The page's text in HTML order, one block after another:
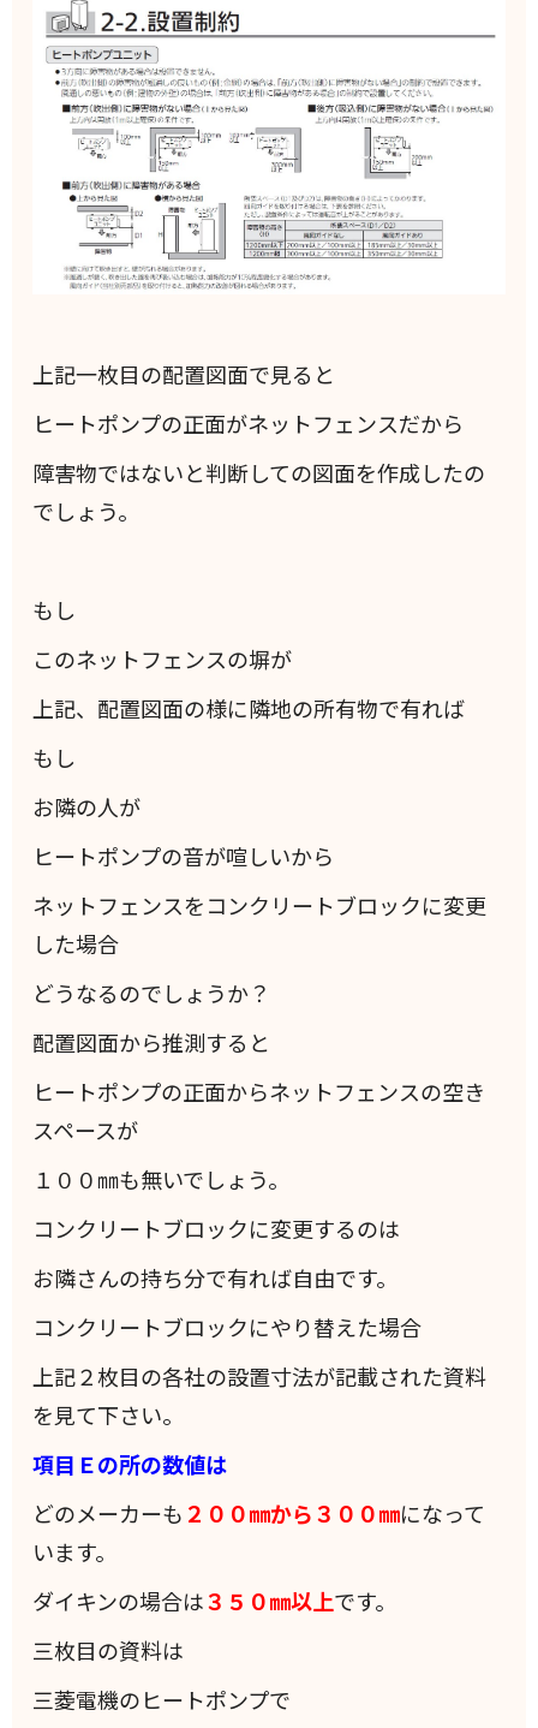
上記一枚目の配置図面で見ると
ヒートポンプの正面がネットフェンスだから
障害物ではないと判断しての図面を作成したの
でしょう。
もし
このネットフェンスの塀が
上記、配置図面の様に隣地の所有物で有れば
もし
お隣の人が
ヒートポンプの音が喧しいから
ネットフェンスをコンクリートブロックに変更
した場合
どうなるのでしょうか？
配置図面から推測すると
ヒートポンプの正面からネットフェンスの空き
スペースが
１００㎜も無いでしょう。
コンクリートブロックに変更するのは
お隣さんの持ち分で有れば自由です。
コンクリートブロックにやり替えた場合
上記２枚目の各社の設置寸法が記載された資料
を見て下さい。
項目Ｅの所の数値は
どのメーカーも ２００㎜から３００㎜になって
います。
ダイキンの場合は３５０㎜以上です。
三枚目の資料は
三菱電機のヒートポンプで